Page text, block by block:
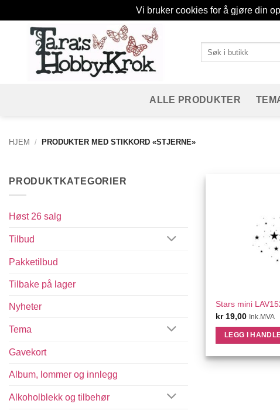
Vi bruker cookies for å gjøre din
ALLE PRODUKTER
HJEM / PRODUKTER MED STIKKORD «STJERNE»
PRODUKTKATEGORIER
Høst 26 salg
Tilbud
Pakketilbud
Tilbake på lager
Nyheter
Tema
Gavekort
Album, lommer og innlegg
Alkoholblekk og tilbehør
QUICK
Stars mini
kr19,00 Ink.MVA
LEGG I